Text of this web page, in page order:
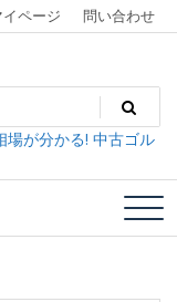
イページ 問い合わせ
dev
ーケット
場が分かる! 中古ゴル